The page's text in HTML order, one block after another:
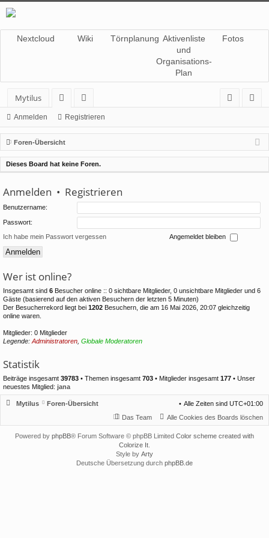
Nextcloud Wiki Törnplanung Aktivenliste
und
Organisations-
Plan
Fotos
Mytilus
or
en
itg
lie
de
r
m
el
de
ist
rie
re
Anmelden Registrieren
Foren-Übersicht
Dieses Board hat keine Foren.
Anmelden • Registrieren
Benutzername:
Passwort:
Ich habe mein Passwort vergessen Angemeldet bleiben
Wer ist online?
Insgesamt sind 6 Besucher online :: 0 sichtbare Mitglieder, 0 unsichtbare Mitglieder und 6
Gäste (basierend auf den aktiven Besuchern der letzten 5 Minuten)
Der Besucherrekord liegt bei 1202 Besuchern, die am 16 Mai 2026, 20:07 gleichzeitig
online waren.
Mitglieder: 0 Mitglieder
Legende: Administratoren Globale Moderatoren
Statistik
Beiträge insgesamt 39783 • Themen insgesamt 703 • Mitglieder insgesamt 177 • Unser
neuestes Mitglied: jana
Mytilus Foren-Übersicht Alle Zeiten sind UTC+01:00
Alle Cookies des Boards löschen
Das Team
Powered by phpBB® Forum Software © phpBB Limited Color scheme created with
Colorize It
Style by Arty
Deutsche Übersetzung durch phpBB.de